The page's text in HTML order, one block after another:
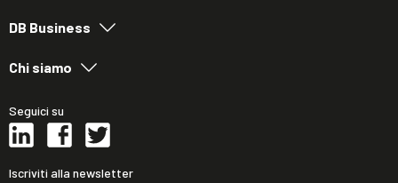
DB Business
Chi siamo
Seguici su
Iscriviti alla newsletter